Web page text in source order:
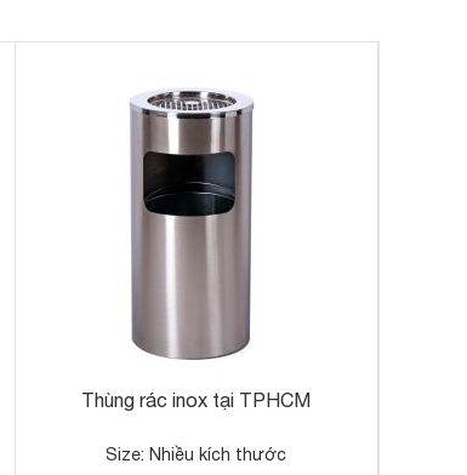
Thùng rác inox tại TPHCM
Size: Nhiều kích thước